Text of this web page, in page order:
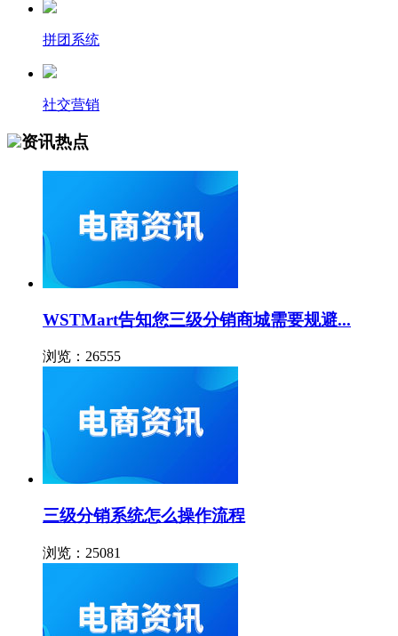
拼团系统
社交营销
资讯热点
WSTMart告知您三级分销商城需要规避...
浏览：26555
三级分销系统怎么操作流程
浏览：25081